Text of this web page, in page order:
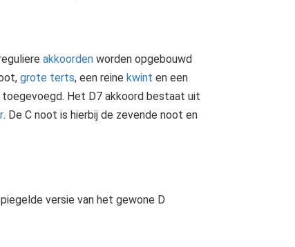
akkoordenworden opgebouwd
grote terts, een reine kwint en een
Het D7 akkoord bestaat uit
. De C noot is hierbij de zevende noot en
versie van het gewone D